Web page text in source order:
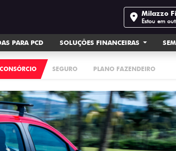
Milazzo
Estou em
PARA PCD SOLUÇÕES FINANCEIRAS
CONSÓRCIO SEGURO PLANO FAZENDEIRO